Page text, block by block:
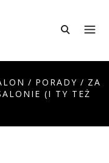
/ PORADY / ZA
(I TY TEŻ